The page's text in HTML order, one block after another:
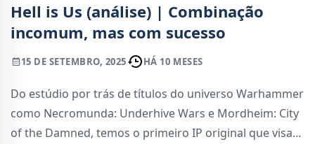
Hell is Us (análise) | Combinação
incomum, mas com sucesso
15 DE SETEMBRO, 2025 HÁ 10 MESES
Do estúdio por trás de títulos do universo Warhammer
como Necromunda: Underhive Wars e Mordheim: City
of the Damned, temos o primeiro IP original que visa